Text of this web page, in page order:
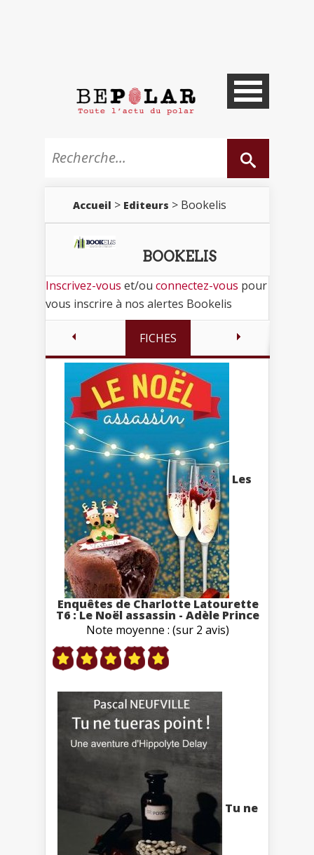
Accueil > Editeurs > Bookelis
BOOKELIS
Inscrivez-vous et/ou connectez-vous pour
vous inscrire à nos alertes Bookelis
FICHES
Les
Enquêtes de Charlotte Latourette
T6 : Le Noël assassin - Adèle Prince
Note moyenne : (sur 2 avis)
Tu ne